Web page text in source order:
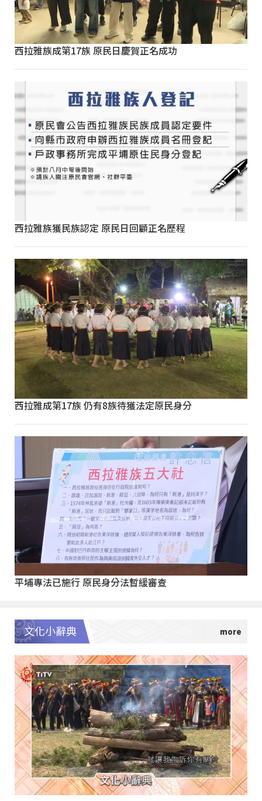
西拉雅族成第17族 原民日慶賀正名成功
西拉雅族獲民族認定 原民日回顧正名歷程
西拉雅成第17族 仍有8族待獲法定原民身分
平埔專法已施行 原民身分法暫緩審查
文化小辭典